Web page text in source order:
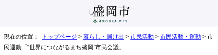
現在の位置： トップページ > 暮らし・届け出 > 市民活動 > 市民活動・運動 > 市
民運動「“世界につながるまち盛岡”市民会議」